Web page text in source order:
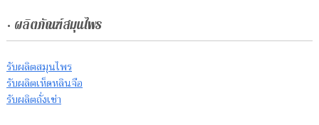
• ผลิตภัณฑ์สมุนไพร
รับผลิตสมุนไพร
รับผลิตเห็ดหลินจือ
รับผลิตถั่งเช่า